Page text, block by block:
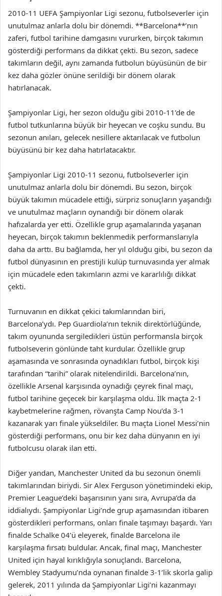
2010-11 UEFA Şampiyonlar Ligi sezonu, futbolseverler için
unutulmaz anlarla dolu bir dönemdi. **Barcelona**’nın
zaferi, futbol tarihine damgasını vururken, birçok takımın
gösterdiği performans da dikkat çekti. Bu sezon, sadece
takımların değil, aynı zamanda futbolun büyüsünün de bir
kez daha gözler önüne serildiği bir dönem olarak
hatırlanacak.
Şampiyonlar Ligi, her sezon olduğu gibi 2010-11’de de
futbol tutkunlarına büyük bir heyecan ve coşku sundu. Bu
sezonun anıları, gelecek nesillere aktarılacak ve futbolun
büyüsünü bir kez daha hatırlatacaktır.
Şampiyonlar Ligi 2010-11 sezonu, futbolseverler için
unutulmaz anlarla dolu bir dönemdi. Bu sezon, birçok
büyük takımın mücadele ettiği, sürpriz sonuçların yaşandığı
ve unutulmaz maçların oynandığı bir dönem olarak
hafızalarda yer etti. Özellikle grup aşamalarında yaşanan
heyecan, birçok takımın beklenmedik performanslarıyla
daha da arttı. Bu bağlamda, her yıl olduğu gibi, bu sezon da
futbol dünyasının en prestijli kulüp turnuvasında yer almak
için mücadele eden takımların azmi ve kararlılığı dikkat
çekti.
Turnuvanın en dikkat çekici takımlarından biri,
Barcelona’ydı. Pep Guardiola’nın teknik direktörlüğünde,
takım oyununda sergiledikleri üstün performansla birçok
futbolseverin gönlünde taht kurdular. Özellikle grup
aşamasında ve sonrasında oynadıkları futbol, birçok kişi
tarafından “tarihi” olarak nitelendirildi. Barcelona’nın,
özellikle Arsenal karşısında oynadığı çeyrek final maçı,
futbol tarihine geçecek bir karşılaşma oldu. İlk maçta 2-1
kaybetmelerine rağmen, rövanşta Camp Nou’da 3-1
kazanarak yarı finale yükseldiler. Bu maçta Lionel Messi’nin
gösterdiği performans, onu bir kez daha dünyanın en iyi
futbolcusu olarak ilan etti.
Diğer yandan, Manchester United da bu sezonun önemli
takımlarından biriydi. Sir Alex Ferguson yönetimindeki ekip,
Premier League’deki başarısının yanı sıra, Avrupa’da da
iddialıydı. Şampiyonlar Ligi’nde grup aşamasından itibaren
gösterdikleri performans, onları finale taşımayı başardı. Yarı
finalde Schalke 04’ü eleyerek, finalde Barcelona ile
karşılaşma fırsatı buldular. Ancak, final maçı, Manchester
United için hayal kırıklığıyla sonuçlandı. Barcelona,
Wembley Stadyumu’nda oynanan finalde 3-1’lik skorla galip
gelerek, 2011 yılında da Şampiyonlar Ligi’ni kazanmayı